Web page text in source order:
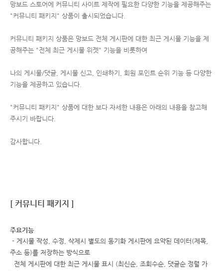
망보드 스토어에 커뮤니티 사이트 제작에 필요한 다양한 기능을 제공해주는
"커뮤니티 패키지" 상품이 출시되었습니다.
커뮤니티 패키지 상품은 망보드 전체 게시판에 대한 최근 게시물 기능을 제
공해주는 "전체 최근 게시물 위젯" 기능을 비롯하여
나의 게시물/댓글, 게시물 신고, 인쇄하기, 회원 포인트 순위 기능 등 다양한
기능을 제공하고 있습니다.
"커뮤니티 패키지" 상품에 대한 보다 자세한 내용은 아래의 내용을 참고해
주시기 바랍니다.
감사합니다.
[ 커뮤니티 패키지 ]
주요기능
- 게시물 작성, 수정, 삭제시 별도의 동기화 게시판에 요약된 데이터(제목,
주소 등)를 저장하는 방식으로
전체 게시판에 대한 최근 게시물 표시 (최신순, 조회수순, 댓글순 정렬 가